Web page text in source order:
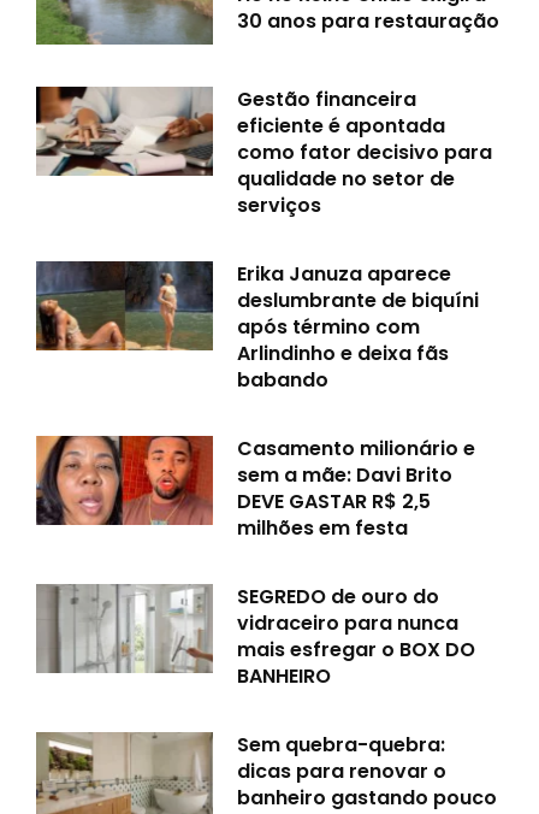
30 anos para restauração
Gestão financeira
eficiente é apontada
como fator decisivo para
qualidade no setor de
serviços
Erika Januza aparece
deslumbrante de biquíni
após término com
Arlindinho e deixa fãs
babando
Casamento milionário e
sem a mãe: Davi Brito
DEVE GASTAR R$ 2,5
milhões em festa
SEGREDO de ouro do
vidraceiro para nunca
mais esfregar o BOX DO
BANHEIRO
Sem quebra-quebra:
dicas para renovar o
banheiro gastando pouco